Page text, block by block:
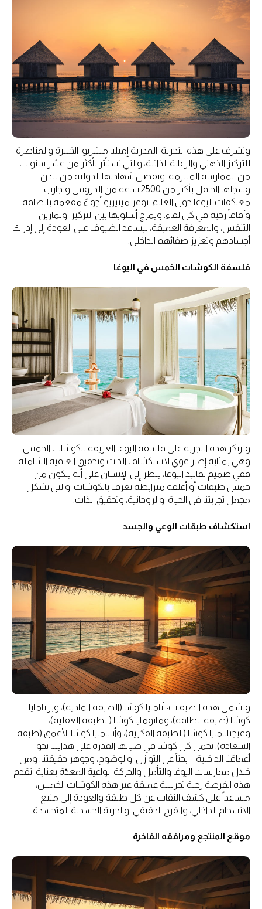
وتشرف على هذه التجربة، المدربة إميليا ميتيريو، الخبيرة والمناصرة
للتركيز الذهني والرعاية الذاتية، والتي تستأثر بأكثر من عشر سنوات
من الممارسة الملتزمة. وبفضل شهادتها الدولية من لندن
وسجلها الحافل بأكثر من 2500 ساعة من الدروس وتجارب
معتكفات اليوغا حول العالم، توفر ميتيريو أجواءً مفعمة بالطاقة
وآفاقاً رحبة في كل لقاء. ويمزج أسلوبها بين التركيز، وتمارين
التنفس، والمعرفة العميقة، ليساعد الضيوف على العودة إلى إدراك
أجسادهم وتعزيز صفائهم الداخلي.
فلسفة الكوشات الخمس في اليوغا
وترتكز هذه التجربة على فلسفة اليوغا العريقة للكوشات الخمس،
وهي بمثابة إطار قوي لاستكشاف الذات وتحقيق العافية الشاملة.
ففي صميم تقاليد اليوغا، ينظر إلى الإنسان على أنه يتكون من
خمس طبقات أو أغلفة مترابطة تعرف بالكوشات، والتي تشكل
مجمل تجربتنا في الحياة، والروحانية، وتحقيق الذات.
استكشاف طبقات الوعي والجسد
وتشمل هذه الطبقات: أنامايا كوشا (الطبقة المادية)، وبرانامايا
كوشا (طبقة الطاقة)، ومانومايا كوشا (الطبقة العقلية)،
وفيجنانامايا كوشا (الطبقة الفكرية)، وأنانامايا كوشا الأعمق (طبقة
السعادة). تحمل كل كوشا في طياتها القدرة على هدايتنا نحو
أعماقنا الداخلية – بحثاً عن التوازن، والوضوح، وجوهر حقيقتنا. ومن
خلال ممارسات اليوغا والتأمل والحركة الواعية المعدّة بعناية، تقدم
هذه الفرصة رحلة تجريبية عميقة عبر هذه الكوشات الخمس،
مساعداً على كشف النقاب عن كل طبقة والعودة إلى منبع
الانسجام الداخلي، والفرح الحقيقي، والحرية الجسدية المتجسدة.
موقع المنتجع ومرافقه الفاخرة